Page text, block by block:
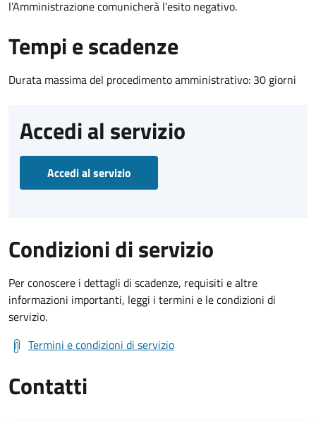
l’Amministrazione comunicherà l’esito negativo.
Tempi e scadenze
Durata massima del procedimento amministrativo: 30 giorni
Accedi al servizio
Accedi al servizio
Condizioni di servizio
Per conoscere i dettagli di scadenze, requisiti e altre
informazioni importanti, leggi i termini e le condizioni di
servizio.
Termini e condizioni di servizio
Contatti